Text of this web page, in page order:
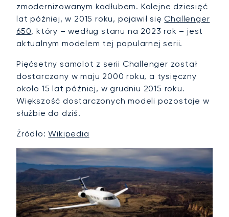
zmodernizowanym kadłubem. Kolejne dziesięć
lat później, w 2015 roku, pojawił sięChallenger
650, który – według stanu na 2023 rok – jest
aktualnym modelem tej popularnej serii.
Pięćsetny samolot z serii Challenger został
dostarczony w maju 2000 roku, a tysięczny
około 15 lat później, w grudniu 2015 roku.
Większość dostarczonych modeli pozostaje w
służbie do dziś.
Źródło:Wikipedia